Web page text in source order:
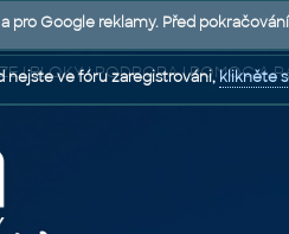
| BLOKY | PODPORA | POMOC A
pro Google reklamy. Před
nejste ve fóru zaregistrováni,klikněte